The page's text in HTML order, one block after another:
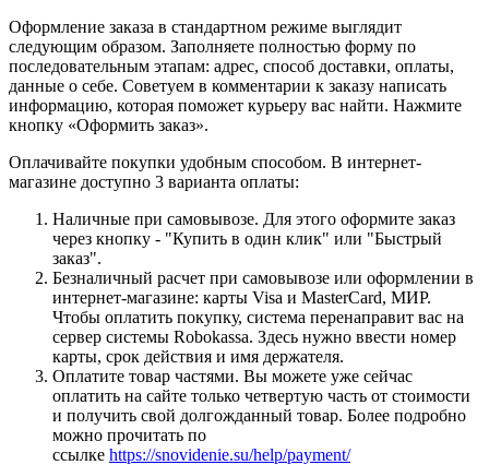
Оформление заказа в стандартном режиме выглядит
следующим образом. Заполняете полностью форму по
последовательным этапам: адрес, способ доставки, оплаты,
данные о себе. Советуем в комментарии к заказу написать
информацию, которая поможет курьеру вас найти. Нажмите
кнопку «Оформить заказ».
Оплачивайте покупки удобным способом. В интернет-
магазине доступно 3 варианта оплаты:
Наличные при самовывозе. Для этого оформите заказ
через кнопку - "Купить в один клик" или "Быстрый
заказ".
Безналичный расчет при самовывозе или оформлении в
интернет-магазине: карты Visa и MasterCard, МИР.
Чтобы оплатить покупку, система перенаправит вас на
сервер системы Robokassa. Здесь нужно ввести номер
карты, срок действия и имя держателя.
Оплатите товар частями. Вы можете уже сейчас
оплатить на сайте только четвертую часть от стоимости
и получить свой долгожданный товар. Более подробно
можно прочитать по
ссылке https://snovidenie.su/help/payment/